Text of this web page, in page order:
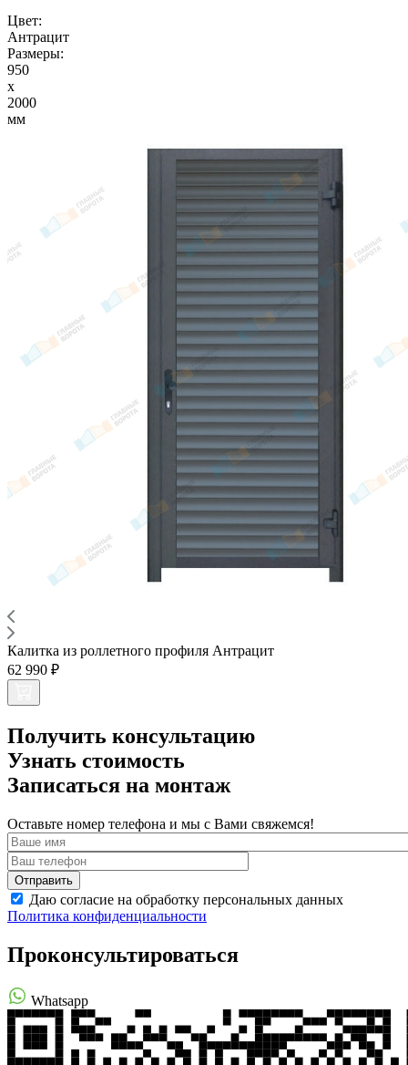
Цвет:
Антрацит
Размеры:
950
x
2000
мм
Калитка из роллетного профиля Антрацит
62 990 ₽
Получить консультацию
Узнать стоимость
Записаться на монтаж
Оставьте номер телефона и мы с Вами свяжемся!
Даю согласие на обработку персональных данных
Политика конфиденциальности
Проконсультироваться
Whatsapp